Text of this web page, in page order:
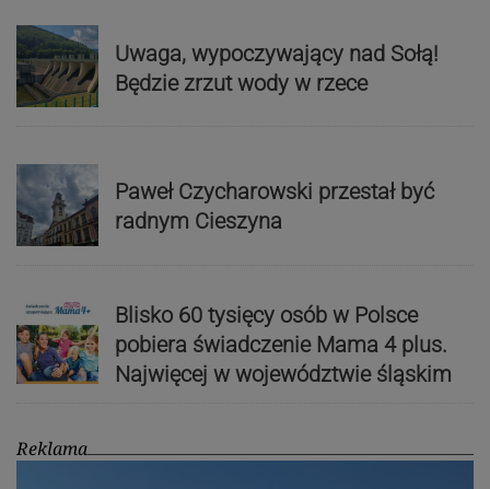
Uwaga, wypoczywający nad Sołą!
Będzie zrzut wody w rzece
Paweł Czycharowski przestał być
radnym Cieszyna
Blisko 60 tysięcy osób w Polsce
pobiera świadczenie Mama 4 plus.
Najwięcej w województwie śląskim
Reklama